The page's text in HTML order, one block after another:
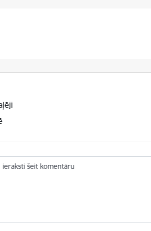
bija noderīga?
ieraksti šeit komentāru